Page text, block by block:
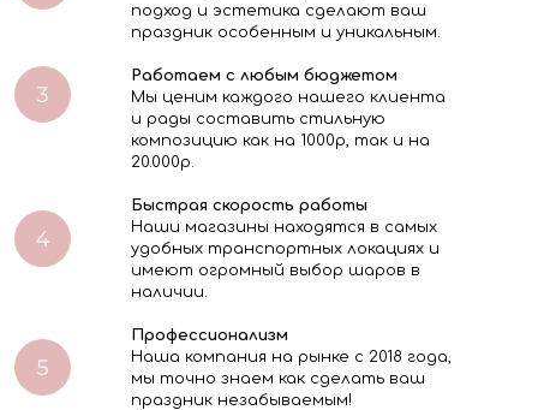
подход и эстетика сделают ваш
праздник особенным и уникальным.
Работаем с любым бюджетом
Мы ценим каждого нашего клиента
и рады составить стильную
композицию как на 1000р, так и на
20.000р.
Быстрая скорость работы
Наши магазины находятся в самых
удобных транспортных локациях и
имеют огромный выбор шаров в
наличии.
Профессионализм
Наша компания на рынке с 2018 года,
мы точно знаем как сделать ваш
праздник незабываемым!